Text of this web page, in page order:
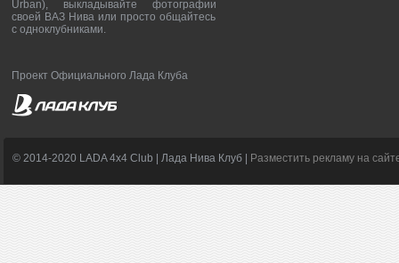
Urban), выкладывайте фотографии
своей ВАЗ Нива или просто общайтесь
с одноклубниками.
Проект Официального Лада Клуба
© 2014-2020 LADA 4x4 Club | Лада Нива Клуб | Разместить рекламу на